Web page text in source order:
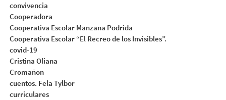
convivencia
Cooperadora
Cooperativa Escolar Manzana Podrida
Cooperativa Escolar “El Recreo de los Invisibles”.
covid-19
Cristina Oliana
Cromañon
cuentos. Fela Tylbor
curriculares